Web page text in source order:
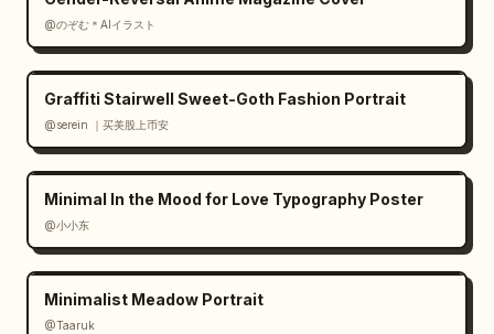
@のぞむ＊AIイラスト
Graffiti Stairwell Sweet-Goth Fashion Portrait
@serein ｜买美股上币安
Minimal In the Mood for Love Typography Poster
@小小东
Minimalist Meadow Portrait
@Taaruk